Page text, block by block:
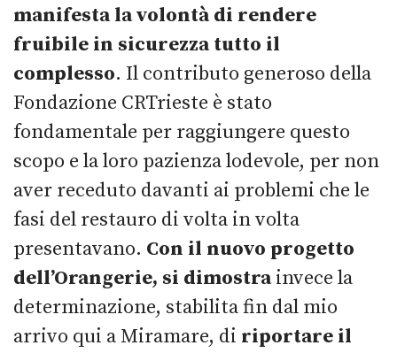
manifesta la volontà di rendere
fruibile in sicurezza tutto il
complesso. Il contributo generoso della
Fondazione CRTrieste è stato
fondamentale per raggiungere questo
scopo e la loro pazienza lodevole, per non
aver receduto davanti ai problemi che le
fasi del restauro di volta in volta
presentavano. Con il nuovo progetto
dell’Orangerie, si dimostrainvece la
determinazione, stabilita fin dal mio
arrivo qui a Miramare, di riportare il